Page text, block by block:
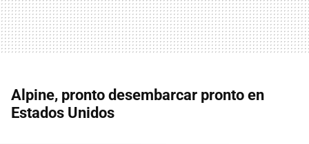
Alpine, pronto desembarcar pronto en
Estados Unidos